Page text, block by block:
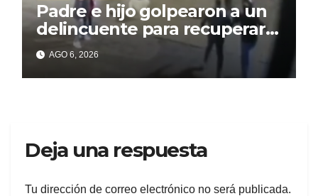
Padre e hijo golpearon a un
delincuente para recuperar
un celular robado en Berisso
AGO 6, 2026
Deja una respuesta
Tu dirección de correo electrónico no será publicada.